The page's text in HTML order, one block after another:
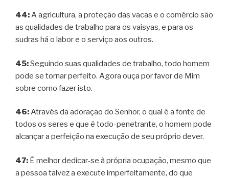
44:A agricultura, a proteção das vacas e o comércio são
as qualidades de trabalho para os vaisyas, e para os
sudras há o labor e o serviço aos outros.
45:Seguindo suas qualidades de trabalho, todo homem
pode se tornar perfeito. Agora ouça por favor de Mim
sobre como fazer isto.
46:Através da adoração do Senhor, o qual é a fonte de
todos os seres e que é todo-penetrante, o homem pode
alcançar a perfeição na execução de seu próprio dever.
47: É melhor dedicar-se à própria ocupação, mesmo que
a pessoa talvez a execute imperfeitamente, do que